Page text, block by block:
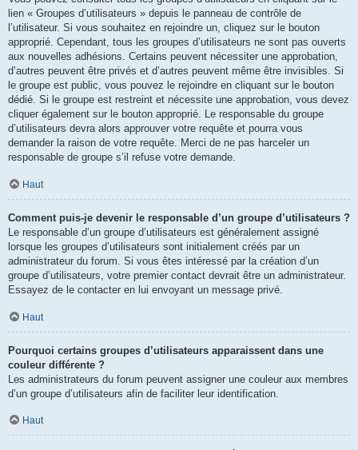
lien « Groupes d’utilisateurs » depuis le panneau de contrôle de
l’utilisateur. Si vous souhaitez en rejoindre un, cliquez sur le bouton
approprié. Cependant, tous les groupes d’utilisateurs ne sont pas ouverts
aux nouvelles adhésions. Certains peuvent nécessiter une approbation,
d’autres peuvent être privés et d’autres peuvent même être invisibles. Si
le groupe est public, vous pouvez le rejoindre en cliquant sur le bouton
dédié. Si le groupe est restreint et nécessite une approbation, vous devez
cliquer également sur le bouton approprié. Le responsable du groupe
d’utilisateurs devra alors approuver votre requête et pourra vous
demander la raison de votre requête. Merci de ne pas harceler un
responsable de groupe s’il refuse votre demande.
Haut
Comment puis-je devenir le responsable d’un groupe d’utilisateurs ?
Le responsable d’un groupe d’utilisateurs est généralement assigné
lorsque les groupes d’utilisateurs sont initialement créés par un
administrateur du forum. Si vous êtes intéressé par la création d’un
groupe d’utilisateurs, votre premier contact devrait être un administrateur.
Essayez de le contacter en lui envoyant un message privé.
Haut
Pourquoi certains groupes d’utilisateurs apparaissent dans une
couleur différente ?
Les administrateurs du forum peuvent assigner une couleur aux membres
d’un groupe d’utilisateurs afin de faciliter leur identification.
Haut